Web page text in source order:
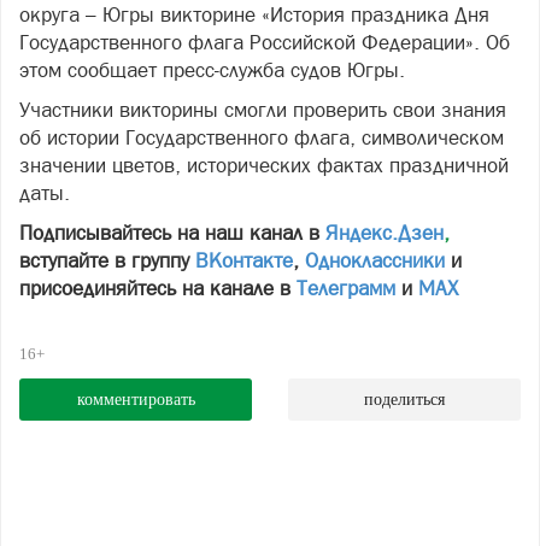
округа – Югры викторине «История праздника Дня
Государственного флага Российской Федерации». Об
этом сообщает пресс-служба судов Югры.
Участники викторины смогли проверить свои знания
об истории Государственного флага, символическом
значении цветов, исторических фактах праздничной
даты.
Подписывайтесь на наш канал в Яндекс.Дзен,
вступайте в группу ВКонтакте, Одноклассники и
присоединяйтесь на канале в Телеграмм и МАХ
16+
комментировать поделиться